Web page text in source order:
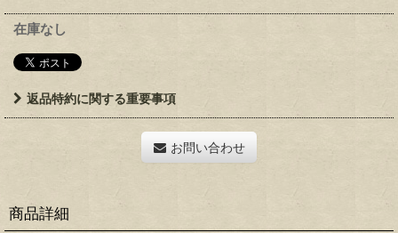
在庫なし
返品特約に関する重要事項
お問い合わせ
商品詳細